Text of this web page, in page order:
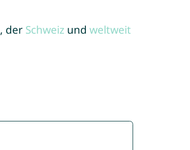
, der Schweiz und weltweit